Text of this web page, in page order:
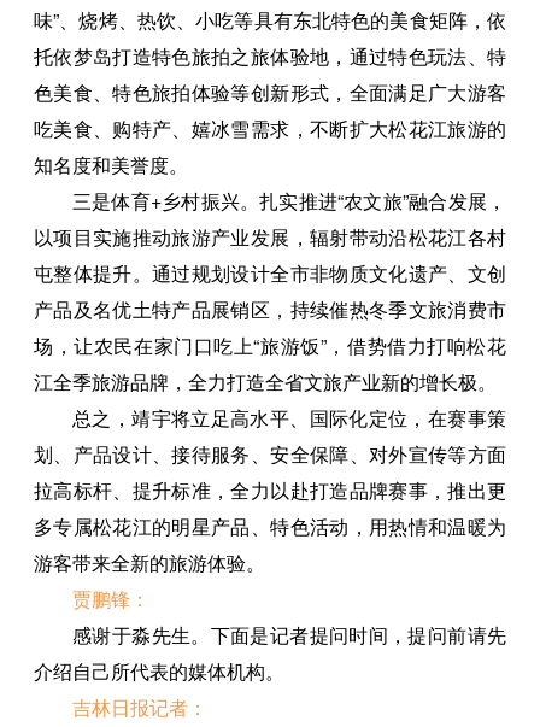
味”、烧烤、热饮、小吃等具有东北特色的美食矩阵，依
托依梦岛打造特色旅拍之旅体验地，通过特色玩法、特
色美食、特色旅拍体验等创新形式，全面满足广大游客
吃美食、购特产、嬉冰雪需求，不断扩大松花江旅游的
知名度和美誉度。
三是体育+乡村振兴。扎实推进“农文旅”融合发展，
以项目实施推动旅游产业发展，辐射带动沿松花江各村
屯整体提升。通过规划设计全市非物质文化遗产、文创
产品及名优土特产品展销区，持续催热冬季文旅消费市
场，让农民在家门口吃上“旅游饭”，借势借力打响松花
江全季旅游品牌，全力打造全省文旅产业新的增长极。
总之，靖宇将立足高水平、国际化定位，在赛事策
划、产品设计、接待服务、安全保障、对外宣传等方面
拉高标杆、提升标准，全力以赴打造品牌赛事，推出更
多专属松花江的明星产品、特色活动，用热情和温暖为
游客带来全新的旅游体验。
贾鹏锋：
感谢于淼先生。下面是记者提问时间，提问前请先
介绍自己所代表的媒体机构。
吉林日报记者：